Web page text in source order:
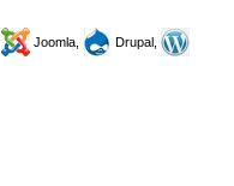
Joomla,
Drupal,